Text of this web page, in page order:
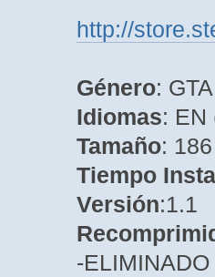
http://
Género: GTA
Idiomas: EN
Tamaño:
Tiempo
Versión:1.1
-